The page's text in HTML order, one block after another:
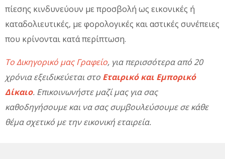
πίεσης κινδυνεύουν με προσβολή ως εικονικές ή
καταδολιευτικές, με φορολογικές και αστικές συνέπειες
που κρίνονται κατά περίπτωση.
Το Δικηγορικό μας Γραφείο, για περισσότερα από 20
χρόνια εξειδικεύεται στο Εταιρικό και Εμπορικό
Δίκαιο. Επικοινωνήστε μαζί μας για σας
καθοδηγήσουμε και να σας συμβουλεύσουμε σε κάθε
θέμα σχετικό με την εικονική εταιρεία.